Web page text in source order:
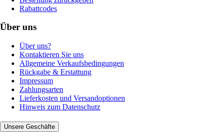
Rabattcodes
Über uns
Über uns?
Kontaktieren Sie uns
Allgemeine Verkaufsbedingungen
Rückgabe & Erstattung
Impressum
Zahlungsarten
Lieferkosten und Versandoptionen
Hinweis zum Datenschutz
Unsere Geschäfte